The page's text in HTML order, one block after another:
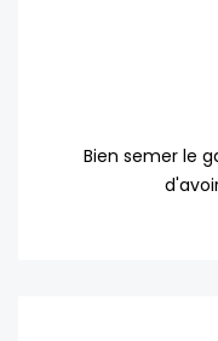
Bien semer le